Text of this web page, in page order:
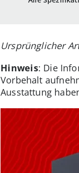
Ursprünglicher
Hinweis: Die
Vorbehalt
Ausstattung